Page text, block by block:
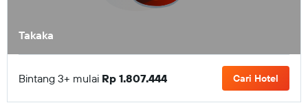
Takaka
Bintang 3+ mulai Rp 1.807.444 Cari Hotel